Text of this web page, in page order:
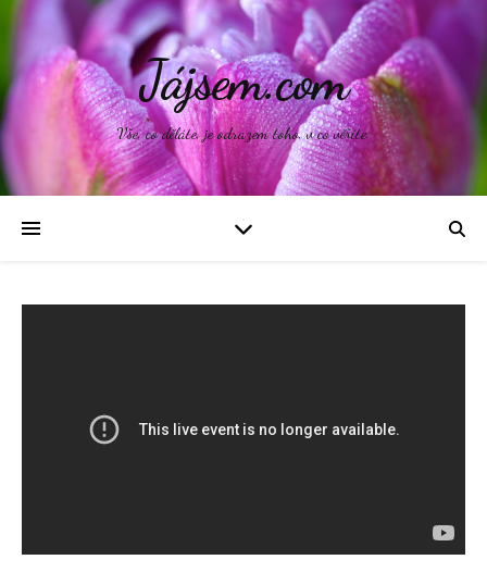
Jájsem.com
Vše, co děláte, je odrazem toho, v co věříte.